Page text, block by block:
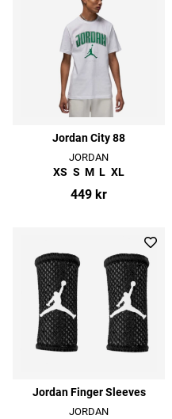
Jordan City 88
JORDAN
XS S M L XL
449 kr
Jordan Finger Sleeves
JORDAN